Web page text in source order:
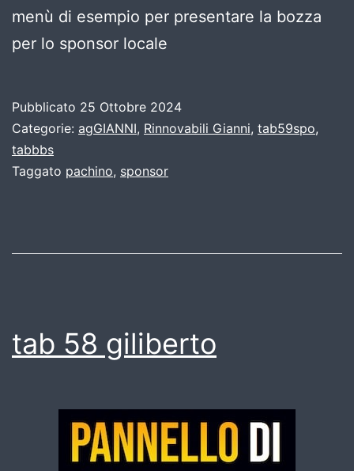
menù di esempio per presentare la bozza
per lo sponsor locale
Pubblicato 25 Ottobre 2024
Categorie: agGIANNI, Rinnovabili Gianni, tab59spo,
tabbbs
Taggato pachino, sponsor
tab 58 giliberto